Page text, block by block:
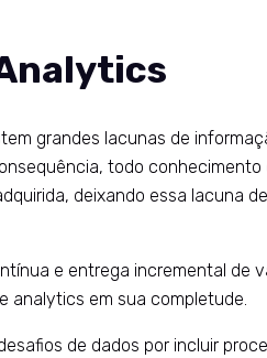
grandes lacunas de
todo
deixando essa lacuna
e entrega incremental de
analytics em sua completude.
de dados por incluir